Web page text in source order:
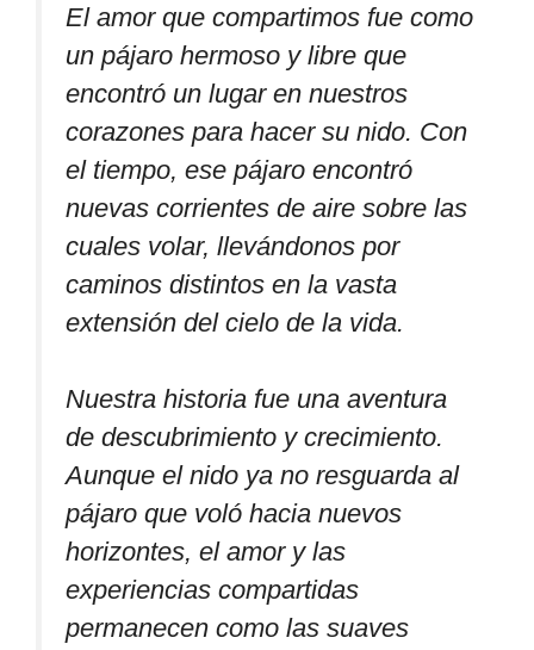
El amor que compartimos fue como
un pájaro hermoso y libre que
encontró un lugar en nuestros
corazones para hacer su nido. Con
el tiempo, ese pájaro encontró
nuevas corrientes de aire sobre las
cuales volar, llevándonos por
caminos distintos en la vasta
extensión del cielo de la vida.
Nuestra historia fue una aventura
de descubrimiento y crecimiento.
Aunque el nido ya no resguarda al
pájaro que voló hacia nuevos
horizontes, el amor y las
experiencias compartidas
permanecen como las suaves